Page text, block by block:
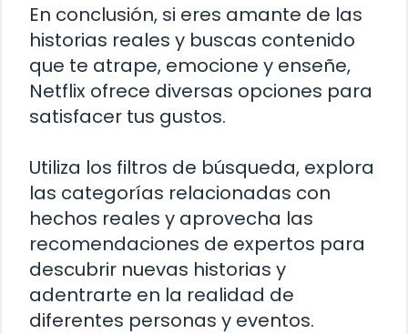
En conclusión, si eres amante de las
historias reales y buscas contenido
que te atrape, emocione y enseñe,
Netflix ofrece diversas opciones para
satisfacer tus gustos.
Utiliza los filtros de búsqueda, explora
las categorías relacionadas con
hechos reales y aprovecha las
recomendaciones de expertos para
descubrir nuevas historias y
adentrarte en la realidad de
diferentes personas y eventos.